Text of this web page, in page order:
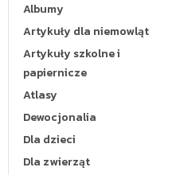
Albumy
Artykuły dla niemowląt
Artykuły szkolne i
papiernicze
Atlasy
Dewocjonalia
Dla dzieci
Dla zwierząt